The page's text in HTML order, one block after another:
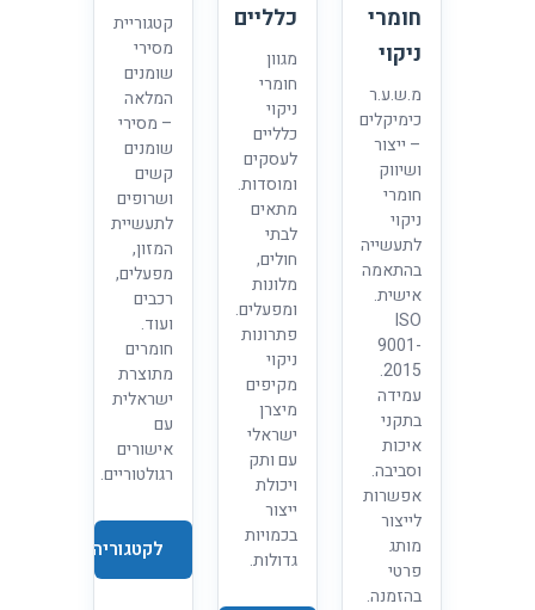
חומרי
ניקוי
מ.ש.ע.ר
כימיקלים
– ייצור
ושיווק
חומרי
ניקוי
לתעשייה
בהתאמה
אישית.
ISO
9001-
2015.
עמידה
בתקני
איכות
וסביבה.
אפשרות
לייצור
מותג
פרטי
בהזמנה.
כלליים
מגוון
חומרי
ניקוי
כלליים
לעסקים
ומוסדות.
מתאים
לבתי
חולים,
מלונות
ומפעלים.
פתרונות
ניקוי
מקיפים
מיצרן
ישראלי
עם ותק
ויכולת
ייצור
בכמויות
גדולות.
קטגוריית
מסירי
שומנים
המלאה
– מסירי
שומנים
קשים
ושרופים
לתעשיית
המזון,
מפעלים,
רכבים
ועוד.
חומרים
מתוצרת
ישראלית
עם
אישורים
רגולטוריים.
לקטגוריה